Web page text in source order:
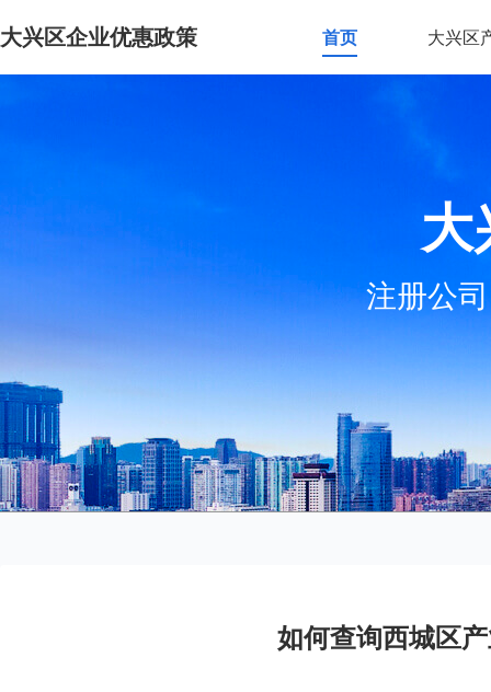
大兴区企业优惠政策 首页 大兴区
大
注册公
如何查询西城区